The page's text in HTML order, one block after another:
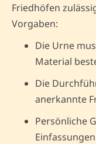
Friedhöfen
Vorgaben:
Die Urne
Material
Die
anerkannte
Persönliche